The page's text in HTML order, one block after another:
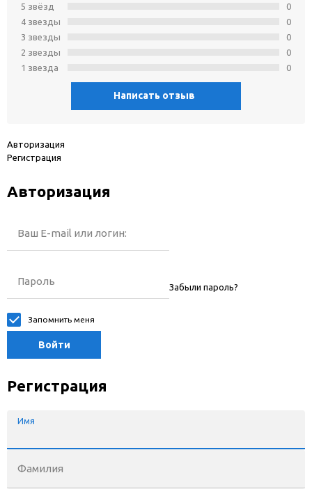
5 звёзд
4 звeзды
3 звeзды
2 звeзды
1 звeзда
0
0
0
0
0
Написать отзыв
Авторизация
Регистрация
Авторизация
Ваш E-mail или логин:
Пароль Забыли пароль?
Запомнить меня
Войти
Регистрация
Имя
Фамилия